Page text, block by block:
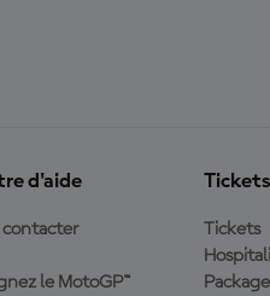
d'aide
contacter
le MotoGP™
Tickets